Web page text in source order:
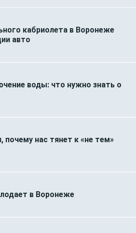
кабриолета в Воронеже
авто
воды: что нужно знать о
почему нас тянет к «не тем»
в Воронеже